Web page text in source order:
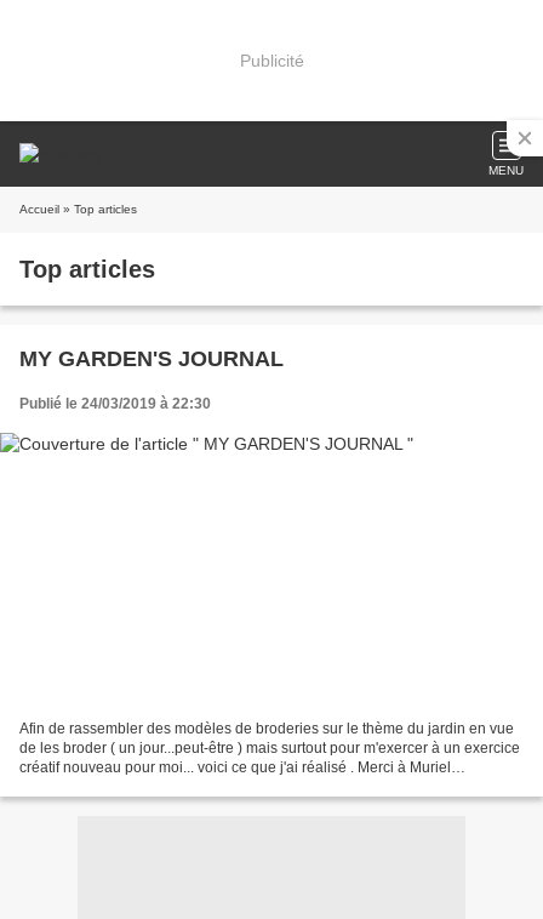
Publicité
MENU
Accueil » Top articles
Top articles
MY GARDEN'S JOURNAL
Publié le 24/03/2019 à 22:30
Afin de rassembler des modèles de broderies sur le thème du jardin en vue
de les broder ( un jour...peut-être ) mais surtout pour m'exercer à un exercice
créatif nouveau pour moi... voici ce que j'ai réalisé . Merci à Muriel